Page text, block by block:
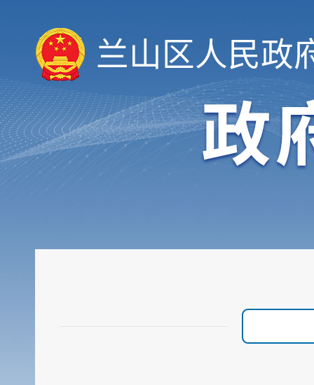
兰山区人民政
扩大有效投资
重大决策预公开
审计和后评估
建议提案办理公示平台